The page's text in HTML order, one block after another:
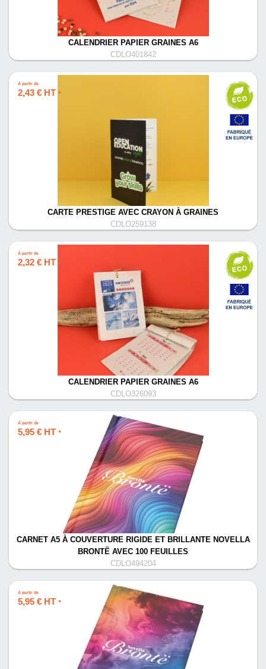
CALENDRIER PAPIER GRAINES A6
CDLO401842
À partir de
2,43 € HT *
CARTE PRESTIGE AVEC CRAYON À GRAINES
CDLO259138
À partir de
2,32 € HT
CALENDRIER PAPIER GRAINES A6
CDLO326093
À partir de
5,95 € HT *
CARNET A5 À COUVERTURE RIGIDE ET BRILLANTE NOVELLA
BRONTË AVEC 100 FEUILLES
CDLO494204
À partir de
5,95 € HT *